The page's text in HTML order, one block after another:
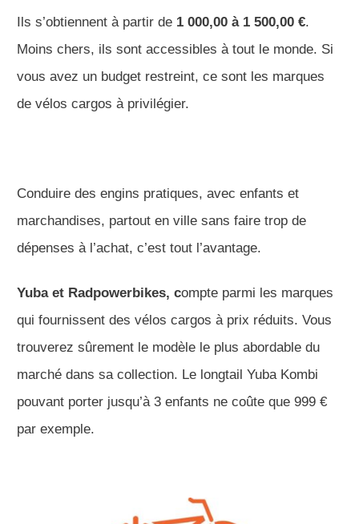
Ils s’obtiennent à partir de 1 000,00 à 1 500,00 €.
Moins chers, ils sont accessibles à tout le monde. Si
vous avez un budget restreint, ce sont les marques
de vélos cargos à privilégier.
Conduire des engins pratiques, avec enfants et
marchandises, partout en ville sans faire trop de
dépenses à l’achat, c’est tout l’avantage.
Yuba et Radpowerbikes, compte parmi les marques
qui fournissent des vélos cargos à prix réduits. Vous
trouverez sûrement le modèle le plus abordable du
marché dans sa collection. Le longtail Yuba Kombi
pouvant porter jusqu’à 3 enfants ne coûte que 999 €
par exemple.